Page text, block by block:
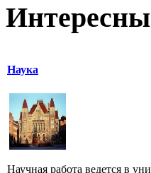
Наука
Научная работа ведется в